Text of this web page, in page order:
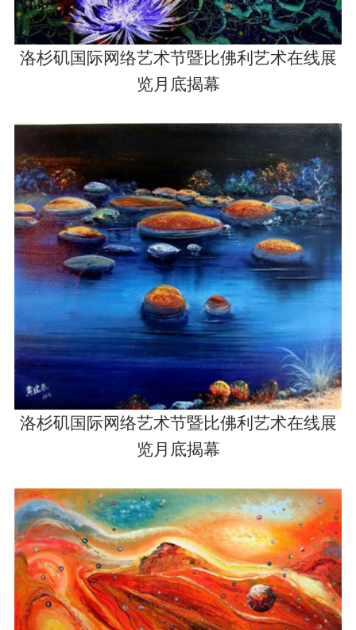
洛杉矶国际网络艺术节暨比佛利艺术在线展
览月底揭幕
洛杉矶国际网络艺术节暨比佛利艺术在线展
览月底揭幕